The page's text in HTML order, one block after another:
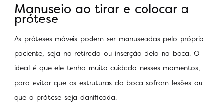
Manuseio ao tirar e colocar a
prótese
As próteses móveis podem ser manuseadas pelo próprio
paciente, seja na retirada ou inserção dela na boca. O
ideal é que ele tenha muito cuidado nesses momentos,
para evitar que as estruturas da boca sofram lesões ou
que a prótese seja danificada.